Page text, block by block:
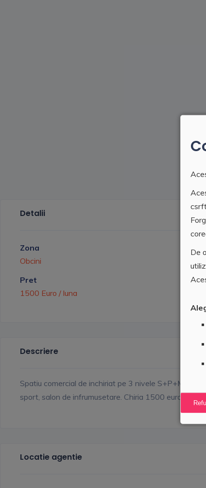
De
Detalii
Zona
Obcini
Tip
Pret
1500 Euro / luna
Descriere
Spatiu comercial de inchiriat pe 3 nivele S+P+Man
sport, salon de infrumusetare. Chiria 1500 euro/luna.
Locatie agentie